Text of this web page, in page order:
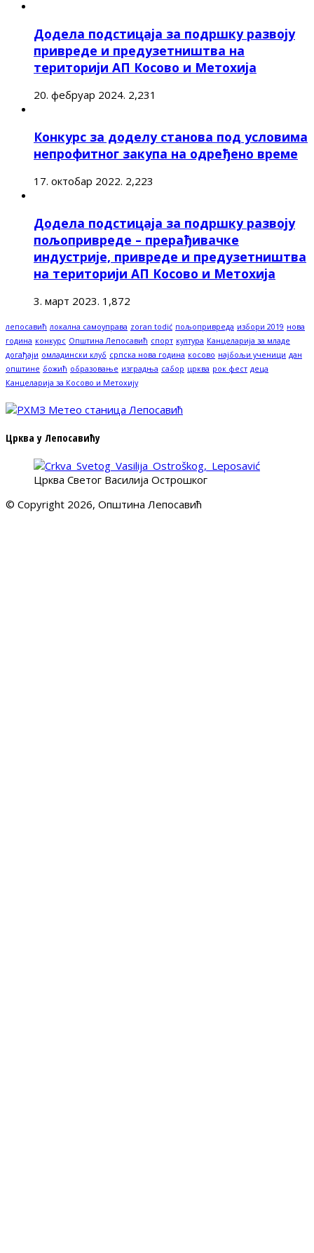
Додела подстицаја за подршку развоју
привреде и предузетништва на
територији АП Косово и Метохија
20. фебруар 2024. 2,231
Конкурс за доделу станова под условима
непрофитног закупа на одређено време
17. октобар 2022. 2,223
Додела подстицаја за подршку развоју
пољопривреде – прерађивачке
индустрије, привреде и предузетништва
на територији АП Косово и Метохија
3. март 2023. 1,872
лепосавић локална самоуправа zoran todić пољопривреда избори 2019 нова
година конкурс Општина Лепосавић спорт култура Канцеларија за младе
догађаји омладински клуб српска нова година косово најбољи ученици дан
општине божић образовање изградња сабор црква рок фест деца
Канцеларија за Косово и Метохију
Црква у Лепосавићу
Црква Светог Василија Острошког
© Copyright 2026, Општина Лепосавић